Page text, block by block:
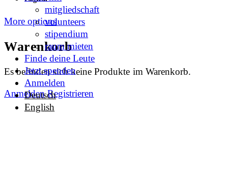
More options
Warenkorb
Es befinden sich keine Produkte im Warenkorb.
Anmelden Registrieren
mitgliedschaft
volunteers
stipendium
raum mieten
Finde deine Leute
Jetzt spenden
Anmelden
Deutsch
English